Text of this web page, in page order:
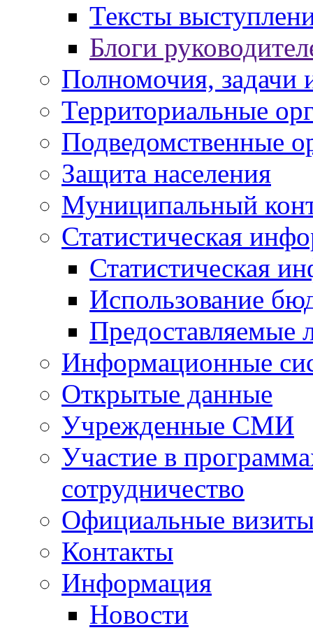
Тексты
Блоги
Полномочия, задачи
Территориальные
Подведомственные
Защита населения
Муниципальный
Статистическая
Статистическая
Использование
Предоставляемые
Информационные
Открытые данные
Учрежденные СМИ
Участие в
сотрудничество
Официальные
Контакты
Информация
Новости